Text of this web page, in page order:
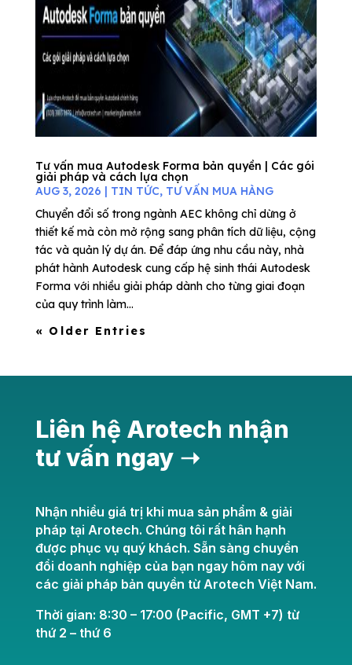
Tư vấn mua Autodesk Forma bản quyền | Các gói
giải pháp và cách lựa chọn
AUG 3, 2026 | TIN TỨC, TƯ VẤN MUA HÀNG
Chuyển đổi số trong ngành AEC không chỉ dừng ở
thiết kế mà còn mở rộng sang phân tích dữ liệu, cộng
tác và quản lý dự án. Để đáp ứng nhu cầu này, nhà
phát hành Autodesk cung cấp hệ sinh thái Autodesk
Forma với nhiều giải pháp dành cho từng giai đoạn
của quy trình làm...
« Older Entries
Liên hệ Arotech nhận
tư vấn ngay ➝
Nhận nhiều giá trị khi mua sản phẩm & giải
pháp tại Arotech. Chúng tôi rất hân hạnh
được phục vụ quý khách. Sẵn sàng chuyển
đổi doanh nghiệp của bạn ngay hôm nay với
các giải pháp bản quyền từ Arotech Việt Nam.
Thời gian: 8:30 – 17:00 (Pacific, GMT +7) từ
thứ 2 – thứ 6